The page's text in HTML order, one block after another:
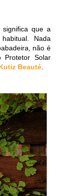
que a
Nada
não é
Solar
Beauté